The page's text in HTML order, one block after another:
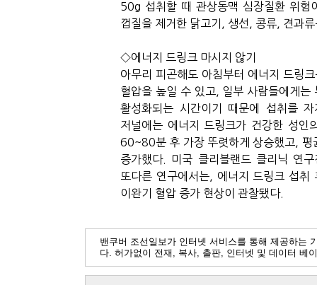
50g 섭취할 때 관상동맥 심장질환 위험
껍질을 제거한 닭고기 생선 콩류 견과류
◇에너지 드링크 마시지
않기
아무리
피곤해도 아침부터 에너지
드링크
혈압을 높일 수 있고 일부 사람들에게는
활성화되는
시간이기 때문에 섭취를 자
저널에는 에너지 드링크가 건강한 성인
60~80분 후 가장 뚜렷하게 상승했고
평
증가했다. 미국 클리블랜드 클리닉
연구
또다른 연구에서는, 에너지 드링크 섭취
이완기
혈압 증가 현상이 관찰됐다.
밴쿠버 조선일보가 인터넷 서비스를 통해 제공하는
다. 허가없이 전재, 복사, 출판, 인터넷 및 데이터 베